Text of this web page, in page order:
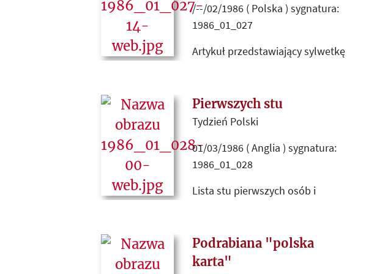
/--/02/1986 ( Polska ) sygnatura:
1986_01_027
Artykuł przedstawiający sylwetkę
planowanej przez ZNAK publikacji
wyboru jego esejów pochodzących
Instytut Literacki. Do artykułu
dołączone są fragmenty z
korespondencji Stempowskiego na
temat relacji polsko-ukraińskich.
Pierwszych stu
Tydzień Polski
01/03/1986 ( Anglia ) sygnatura:
1986_01_028
Lista stu pierwszych osób i
na funkcjonowanie Instytutu
Polskiego i Muzeum im. gen.
Podrabiana "polska
karta"